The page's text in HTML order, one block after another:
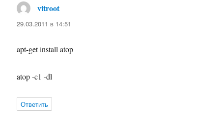
vitroot:
29.03.2011 в 14:51
apt-get install atop
atop -c1 -dl
Ответить